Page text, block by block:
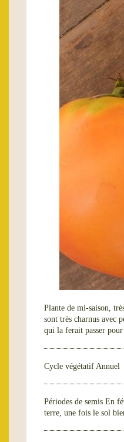
Plante de mi-saison,
sont très charnus avec
qui la ferait passer
Cycle végétatif Annuel
Périodes de semis En
terre, une fois le sol